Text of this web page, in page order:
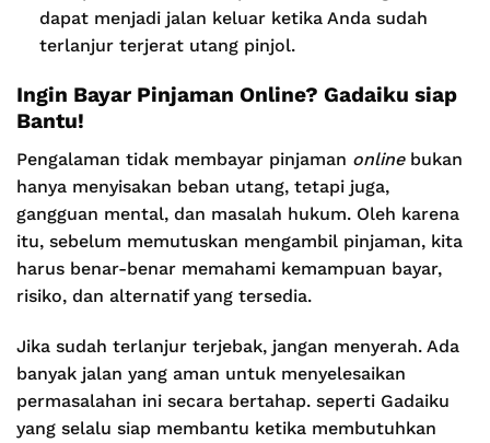
dapat menjadi jalan keluar ketika Anda sudah
terlanjur terjerat utang pinjol.
Ingin Bayar Pinjaman Online? Gadaiku siap
Bantu!
Pengalaman tidak membayar pinjaman onlinebukan
hanya menyisakan beban utang, tetapi juga,
gangguan mental, dan masalah hukum. Oleh karena
itu, sebelum memutuskan mengambil pinjaman, kita
harus benar-benar memahami kemampuan bayar,
risiko, dan alternatif yang tersedia.
Jika sudah terlanjur terjebak, jangan menyerah. Ada
banyak jalan yang aman untuk menyelesaikan
permasalahan ini secara bertahap. seperti Gadaiku
yang selalu siap membantu ketika membutuhkan